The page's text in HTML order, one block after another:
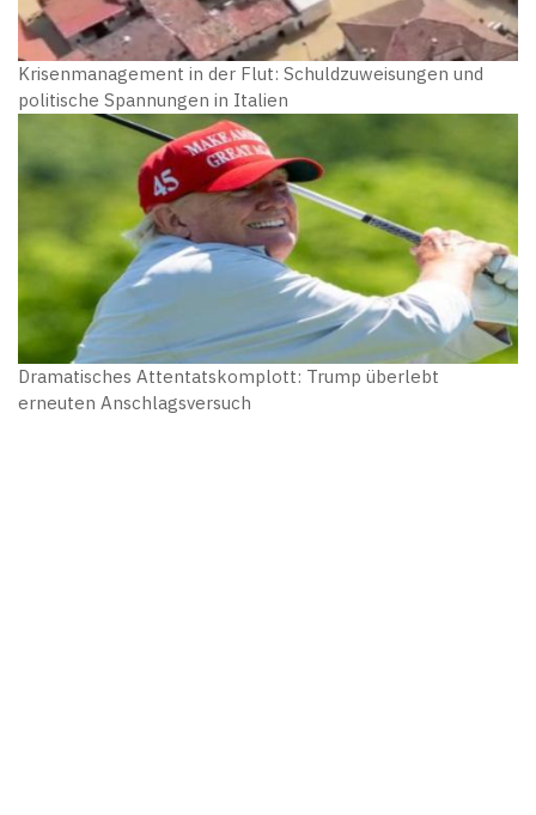
Krisenmanagement in der Flut: Schuldzuweisungen und
politische Spannungen in Italien
Dramatisches Attentatskomplott: Trump überlebt
erneuten Anschlagsversuch